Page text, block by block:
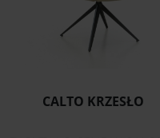
CALTO KRZESŁO